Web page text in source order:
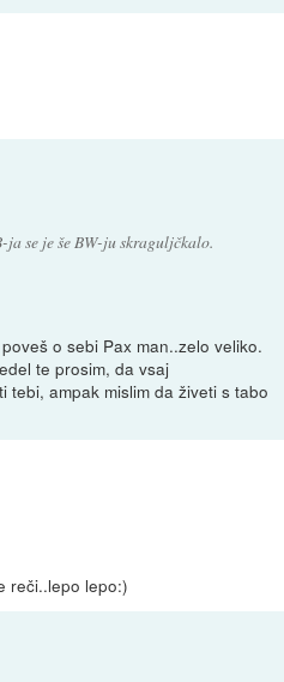
se je še BW-ju skraguljčkalo.
o sebi Pax man..zelo veliko.
te prosim, da vsaj
tebi, ampak mislim da živeti s tabo
reči..lepo lepo:)